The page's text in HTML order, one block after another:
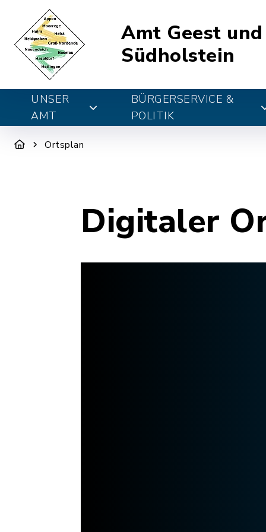
Amt Geest
Südholstein
UNSER
AMT
BÜRGERSERVICE &
POLITIK
Ortsplan
Digitaler